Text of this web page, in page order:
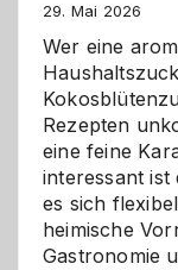
29. Mai 2026
Wer eine
Rezepten
eine feine
interessant
es sich
heimische
Gastronomie